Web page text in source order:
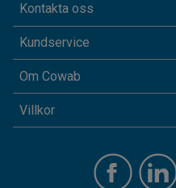
Kontakta oss
Kundservice
Om Cowab
Villkor